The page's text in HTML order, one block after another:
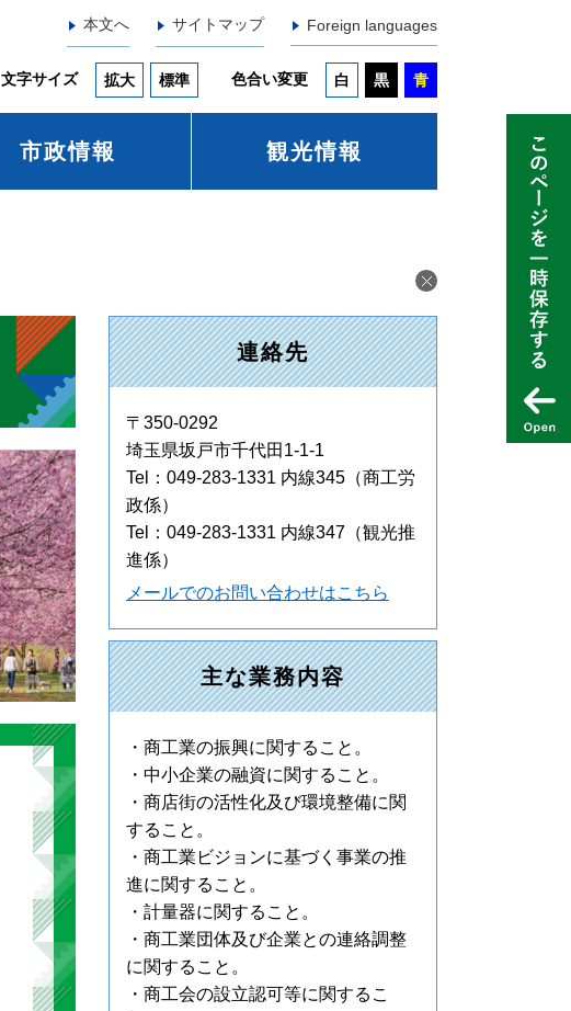
本文へ サイトマップ Foreign languages
文字サイズ 拡大 標準 色合い変更 白 黒 青
市政情報 観光情報
連絡先
〒350-0292
埼玉県坂戸市千代田1-1-1
Tel：049-283-1331 内線345 （商工労
政係）
Tel：049-283-1331 内線347 （観光推
進係）
メールでのお問い合わせはこちら
主な業務内容
・商工業の振興に関すること。
・中小企業の融資に関すること。
・商店街の活性化及び環境整備に関
すること。
・商工業ビジョンに基づく事業の推
進に関すること。
・計量器に関すること。
・商工業団体及び企業との連絡調整
に関すること。
・商工会の設立認可等に関するこ